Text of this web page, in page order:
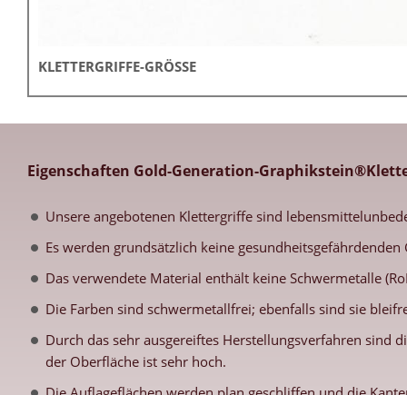
KLETTERGRIFFE-GRÖSSE
Eigenschaften Gold-Generation-
Unsere angebotenen Klettergriffe sind
Es werden grundsätzlich keine gesundheitsgefährdenden
Das verwendete Material enthält keine Schwermetalle
Die Farben sind schwermetallfrei; ebenfalls sind sie
Durch das sehr ausgereiftes Herstellungsverfahren sind
der Oberfläche ist sehr hoch.